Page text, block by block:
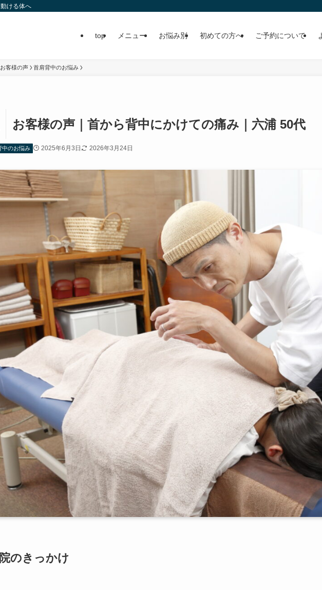
ける体へ
top メニュー お悩み別 初めての方へ ご予約について
お客様の声 首肩背中のお悩み
お客様の声｜首から背中にかけての痛み｜六浦 50代
中のお悩み 2025年6月3日 2026年3月24日
のきっかけ